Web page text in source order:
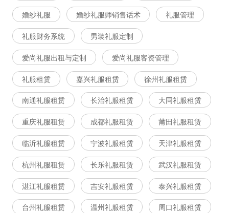
婚纱礼服 婚纱礼服师销售话术 礼服管理
礼服财务系统 男装礼服定制
爱尚礼服出租与定制 爱尚礼服客资管理
礼服租赁 嘉兴礼服租赁 徐州礼服租赁
南通礼服租赁 长治礼服租赁 大同礼服租赁
重庆礼服租赁 成都礼服租赁 莆田礼服租赁
临沂礼服租赁 宁波礼服租赁 天津礼服租赁
杭州礼服租赁 长乐礼服租赁 武汉礼服租赁
湛江礼服租赁 吉安礼服租赁 泰兴礼服租赁
台州礼服租赁 温州礼服租赁 周口礼服租赁